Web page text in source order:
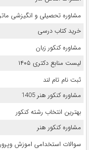
مشاوره تحصیلی و انگیزشی
خرید کتاب درسی
مشاوره کنکور زبان
لیست منابع دکتری ۱۴۰۵
ثبت نام تام لند
مشاوره کنکور هنر 1405
بهترین انتخاب رشته کنکور
مشاوره کنکور هنر
سوالات استخدامی اموزش